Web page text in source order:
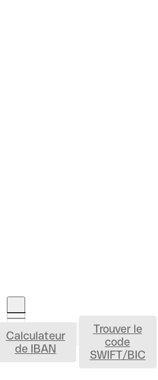
IBAN
Calculateur
de IBAN
Trouver le
code
SWIFT/BIC